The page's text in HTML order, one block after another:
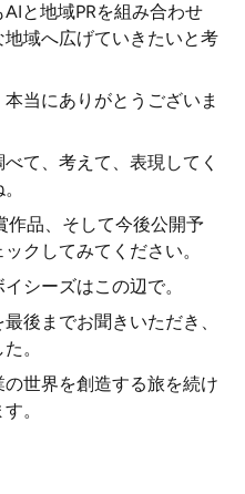
と地域PRを組み合わせ
域へ広げていきたいと考
当にありがとうございま
て、考えて、表現してく
作品、そして今後公開予
クしてみてください。
シーズはこの辺で。
後までお聞きいただき、
。
世界を創造する旅を続け
。